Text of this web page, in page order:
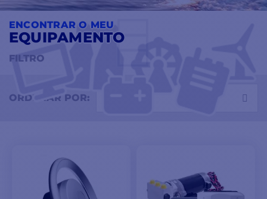
flyboat com direção hidráulica, os nossos
especialistas em Comptoir Nautique poderão
orientá-lo na escolha do seu equipamento de barco
ENCONTRAR O MEU
EQUIPAMENTO
FILTRO
ORDENAR POR: